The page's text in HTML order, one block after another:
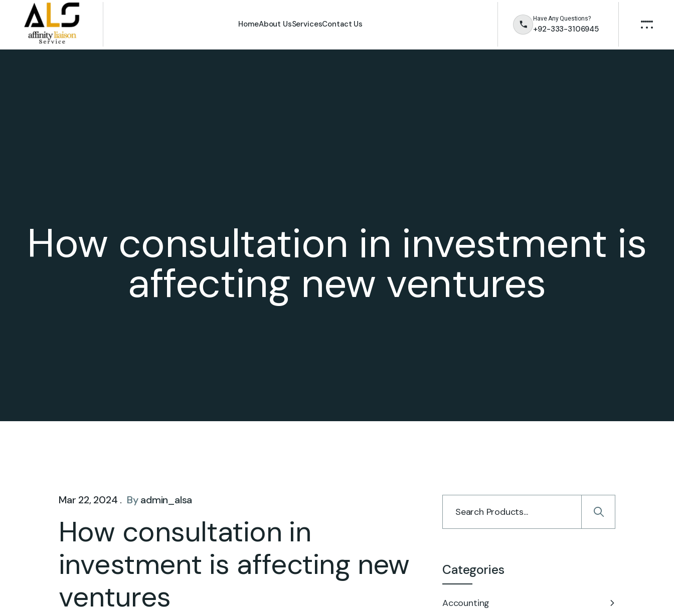
HomeAbout UsServicesContact Us +92-333-3106945
Have Any Questions?
How consultation in investment is
affecting new ventures
Mar 22, 2024 . Byadmin_alsa
How consultation in
investment is affecting new
ventures
Categories
Accounting